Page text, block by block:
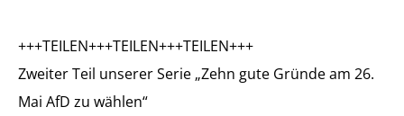
+++TEILEN+++TEILEN+++TEILEN+++
Zweiter Teil unserer Serie „Zehn gute Gründe am 26.
Mai AfD zu wählen“